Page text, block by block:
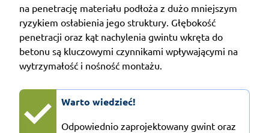
na penetrację materiału podłoża z dużo mniejszym
ryzykiem osłabienia jego struktury. Głębokość
penetracji oraz kąt nachylenia gwintu wkręta do
betonu są kluczowymi czynnikami wpływającymi na
wytrzymałość i nośność montażu.
Warto wiedzieć!
Odpowiednio zaprojektowany gwint oraz